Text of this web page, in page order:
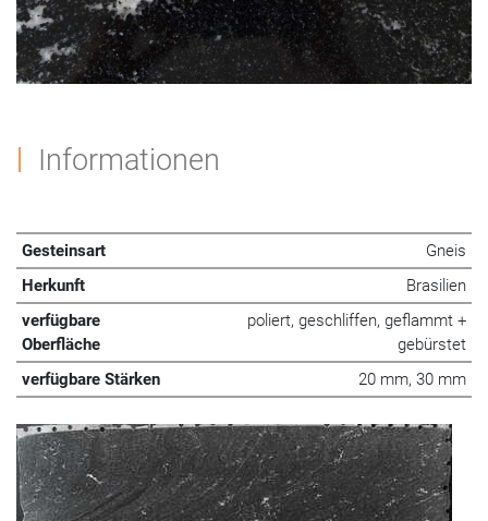
Informationen
Gesteinsart
Gneis
Herkunft
Brasilien
verfügbare
Oberfläche
poliert, geschliffen, geflammt +
gebürstet
verfügbare Stärken
20 mm, 30 mm